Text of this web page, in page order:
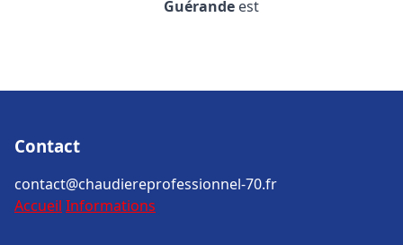
Guérande est
Contact
contact@chaudiereprofessionnel-70.fr
Accueil Informations